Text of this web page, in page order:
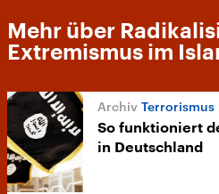
Mehr über
Extremismus im
Terrorismus
So funktioniert
in Deutschland